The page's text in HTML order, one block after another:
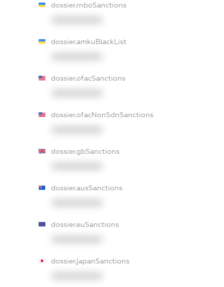
dossier.rnboSanctions
dossier.amkuBlackList
dossier.ofacSanctions
dossier.ofacNonSdnSanctions
dossier.gbSanctions
dossier.ausSanctions
dossier.euSanctions
dossier.japanSanctions